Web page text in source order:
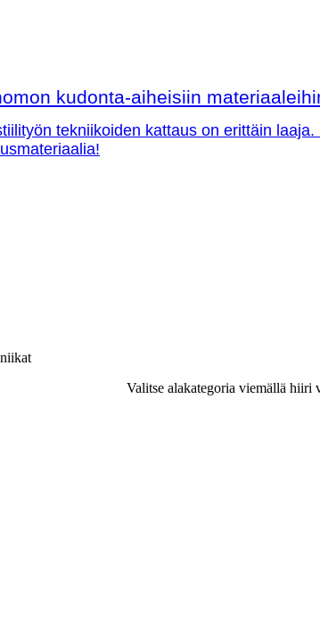
kudonta-aiheisiin
tekniikoiden kattaus on erittäin
Valitse alakategoria viemällä hiiri